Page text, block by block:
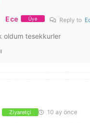
Ece Üye Reply to
oldum tesekkurler
Ziyaretçi 10 ay önce